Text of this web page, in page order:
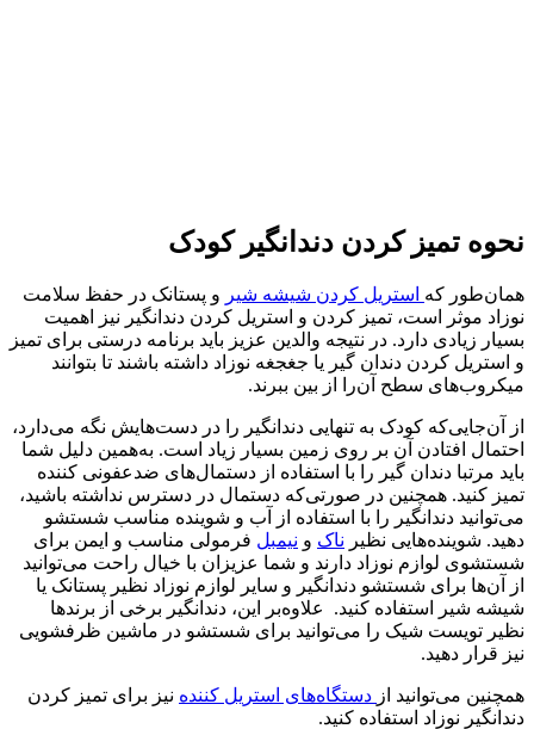
نحوه تمیز کردن دندانگیر کودک
همان‌طور که استریل کردن شیشه شیر و پستانک در حفظ سلامت
نوزاد موثر است، تمیز کردن و استریل کردن دندانگیر نیز اهمیت
بسیار زیادی دارد. در نتیجه والدین عزیز باید برنامه درستی برای تمیز
و استریل کردن دندان گیر یا جغجغه نوزاد داشته باشند تا بتوانند
میکروب‌های سطح آن‌را از بین ببرند.
از آن‌جایی‌که کودک به تنهایی دندانگیر را در دست‌هایش نگه می‌دارد،
احتمال افتادن آن بر روی زمین بسیار زیاد است. به‌همین دلیل شما
باید مرتبا دندان گیر را با استفاده از دستمال‌های ضدعفونی کننده
تمیز کنید. همچنین در صورتی‌که دستمال در دسترس نداشته باشید،
می‌توانید دندانگیر را با استفاده از آب و شوینده مناسب شستشو
دهید. شوینده‌هایی نظیر ناک و نیمبل فرمولی مناسب و ایمن برای
شستشوی لوازم نوزاد دارند و شما عزیزان با خیال راحت می‌توانید
از آن‌ها برای شستشو دندانگیر و سایر لوازم نوزاد نظیر پستانک یا
شیشه شیر استفاده کنید. علاوه‌بر این، دندانگیر برخی از برندها
نظیر تویست شیک را می‌توانید برای شستشو در ماشین ظرفشویی
نیز قرار دهید.
همچنین می‌توانید از دستگاه‌های استریل کننده نیز برای تمیز کردن
دندانگیر نوزاد استفاده کنید.